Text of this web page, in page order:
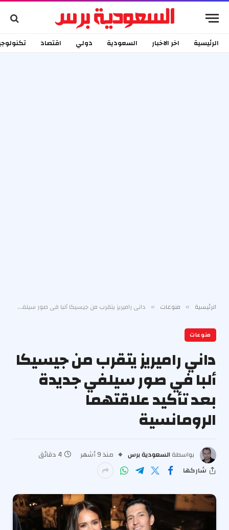
الرئيسية اخر الاخبار السعودية دولي اقتصاد
الرئيسية » منوعات » داني راميريز يتقرب من جيسيكا ألبا في صور سيلفي جديدة بعد تأكيد علاقتهما الرومانسية
منوعات
داني راميريز يتقرب من جيسيكا
ألبا في صور سيلفي جديدة
بعد تأكيد علاقتهما
الرومانسية
بواسطة السعودية برس منذ 9 أشهر
4 دقائق
شاركها